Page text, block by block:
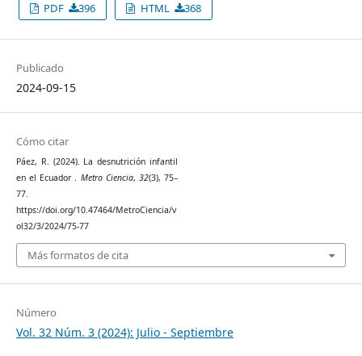
PDF 396 HTML 368
Publicado
2024-09-15
Cómo citar
Páez, R. (2024). La desnutrición infantil
en el Ecuador . Metro Ciencia, 32(3), 75–
77.
https://doi.org/10.47464/MetroCiencia/v
ol32/3/2024/75-77
Más formatos de cita
Número
Vol. 32 Núm. 3 (2024): Julio - Septiembre